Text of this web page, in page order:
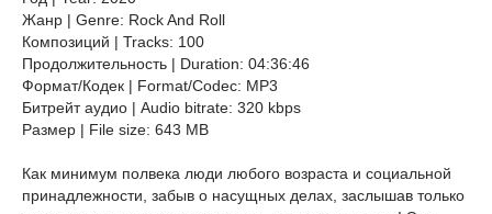
Жанр | Genre: Rock And Roll
Композиций | Tracks: 100
Продолжительность | Duration: 04:36:46
Формат/Кодек | Format/Codec: MP3
Битрейт аудио | Audio bitrate: 320 kbps
Размер | File size: 643 MB
Как минимум полвека люди любого возраста и социальной
принадлежности, забыв о насущных делах, заслышав только